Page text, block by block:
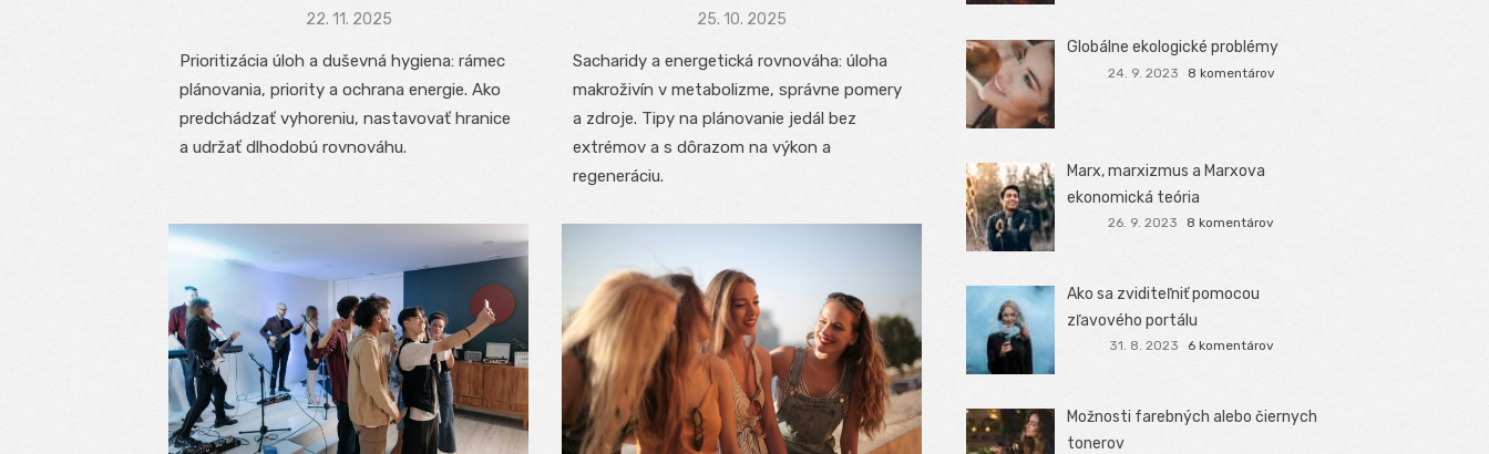
Posted
22. 11. 2025
Prioritizácia úloh a duševná hygiena: rámec
plánovania, priority a ochrana energie. Ako
predchádzať vyhoreniu, nastavovať hranice
a udržať dlhodobú rovnováhu.
Posted
25. 10. 2025
Sacharidy a energetická rovnováha: úloha
makroživín v metabolizme, správne pomery
a zdroje. Tipy na plánovanie jedál bez
extrémov a s dôrazom na výkon a
regeneráciu.
Globálne ekologické problémy
24. 9. 2023 8 komentárov
Marx, marxizmus a Marxova
ekonomická teória
26. 9. 2023 8 komentárov
Ako sa zviditeľniť pomocou
zľavového portálu
31. 8. 2023 6 komentárov
Možnosti farebných alebo čiernych
tonerov